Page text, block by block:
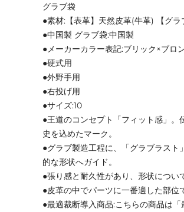
グラブ袋
●素材:【表革】天然皮革(牛革) 【グ
●中国製 グラブ袋:中国製
●メーカーカラー表記:ブリック×ブロ
●硬式用
●外野手用
●右投げ用
●サイズ:10
●王道のコンセプト「フィット感」
史を込めたマーク。
●グラブ製造工程に、「グラブラス
的な形状へガイド。
●張り感と耐久性があり、形状につい
●皮革の中でパーツに一番適した部位
●最適裁断導入商品:こちらの商品は